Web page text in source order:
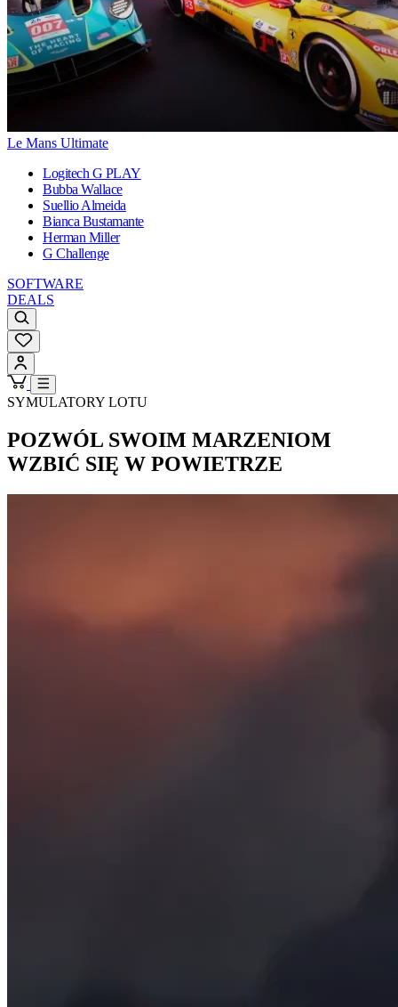
Le Mans Ultimate
Logitech G PLAY
Bubba Wallace
Suellio Almeida
Bianca Bustamante
Herman Miller
G Challenge
SOFTWARE
DEALS
SYMULATORY LOTU
POZWÓL SWOIM MARZENIOM
WZBIĆ SIĘ W POWIETRZE